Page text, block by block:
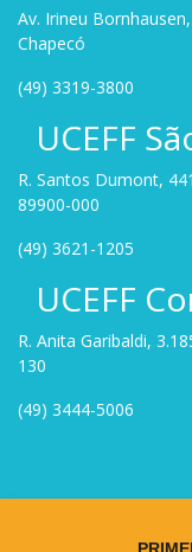
Av. Irineu
Chapecó
(49) 3319-3800
UCEFF
R. Santos Dumont,
89900-000
(49) 3621-1205
UCEFF
R. Anita Garibaldi,
130
(49) 3444-5006
Rock Stage